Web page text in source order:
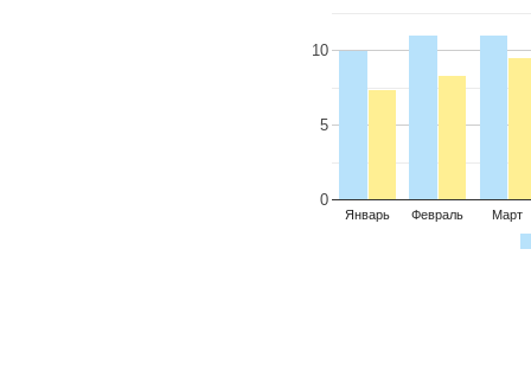
Январь Февраль Март
0
5
10